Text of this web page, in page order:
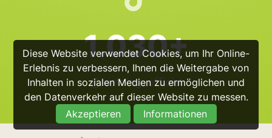
Diese Website verwendet Cookies, um Ihr Online-
Erlebnis zu verbessern, Ihnen die Weitergabe von
Inhalten in sozialen Medien zu ermöglichen und
den Datenverkehr auf dieser Website zu messen.
Akzeptieren
Informationen
1.030+
@hietzing_official